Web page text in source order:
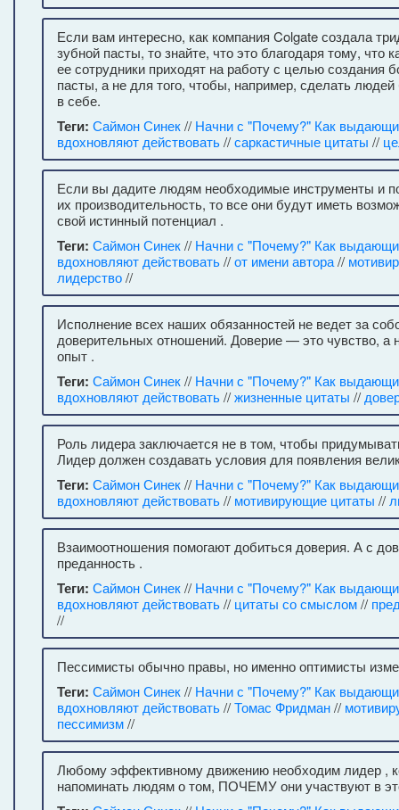
Если вам интересно, как компания Colgate создала
зубной пасты, то знайте, что это благодаря тому, что
ее сотрудники приходят на работу с целью создания
пасты, а не для того, чтобы, например, сделать
в себе.
Теги: Саймон Синек// Начни с "Почему?" Как
вдохновляют действовать//саркастичные цитаты //
Если вы дадите людям необходимые инструменты и
их производительность, то все они будут иметь
свой истинный потенциал .
Теги: Саймон Синек// Начни с "Почему?" Как
вдохновляют действовать//от имени автора//
лидерство//
Исполнение всех наших обязанностей не ведет за
доверительных отношений. Доверие — это чувство, а
опыт .
Теги: Саймон Синек// Начни с "Почему?" Как
вдохновляют действовать//жизненные цитаты //
Роль лидера заключается не в том, чтобы
Лидер должен создавать условия для появления
Теги: Саймон Синек// Начни с "Почему?" Как
вдохновляют действовать// мотивирующие цитаты //
Взаимоотношения помогают добиться доверия. А с
преданность .
Теги: Саймон Синек// Начни с "Почему?" Как
вдохновляют действовать// цитаты со смыслом//
//
Пессимисты обычно правы, но именно оптимисты
Теги: Саймон Синек// Начни с "Почему?" Как
вдохновляют действовать//Томас Фридман//
пессимизм//
Любому эффективному движению необходим лидер ,
напоминать людям о том, ПОЧЕМУ они участвуют в